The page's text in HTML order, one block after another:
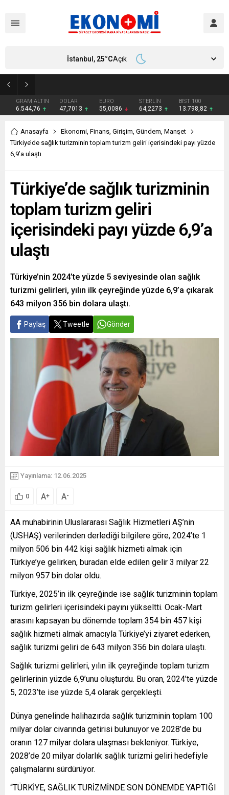
GRAM ALTIN
6.544,76
DOLAR
47,7013
EURO
55,0086
STERLİN
64,2273
BIST 100
13.798,82
İstanbul, 25°CAçık
Anasayfa Ekonomi, Finans, Girişim, Gündem, Manşet
Türkiye’de sağlık turizminin toplam turizm geliri içerisindeki payı yüzde
6,9’a ulaştı
Türkiye’de sağlık turizminin
toplam turizm geliri
içerisindeki payı yüzde 6,9’a
ulaştı
Türkiye’nin 2024’te yüzde 5 seviyesinde olan sağlık
turizmi gelirleri, yılın ilk çeyreğinde yüzde 6,9’a çıkarak
643 milyon 356 bin dolara ulaştı.
Paylaş Tweetle Gönder
Yayınlama: 12.06.2025
0 A+ A-
AA muhabirinin Uluslararası Sağlık Hizmetleri AŞ’nin
(USHAŞ) verilerinden derlediği bilgilere göre, 2024’te 1
milyon 506 bin 442 kişi sağlık hizmeti almak için
Türkiye’ye gelirken, buradan elde edilen gelir 3 milyar 22
milyon 957 bin dolar oldu.
Türkiye, 2025’in ilk çeyreğinde ise sağlık turizminin toplam
turizm gelirleri içerisindeki payını yükseltti. Ocak-Mart
arasını kapsayan bu dönemde toplam 354 bin 457 kişi
sağlık hizmeti almak amacıyla Türkiye’yi ziyaret ederken,
sağlık turizmi geliri de 643 milyon 356 bin dolara ulaştı.
Sağlık turizmi gelirleri, yılın ilk çeyreğinde toplam turizm
gelirlerinin yüzde 6,9’unu oluşturdu. Bu oran, 2024’te yüzde
5, 2023’te ise yüzde 5,4 olarak gerçekleşti.
Dünya genelinde halihazırda sağlık turizminin toplam 100
milyar dolar civarında getirisi bulunuyor ve 2028’de bu
oranın 127 milyar dolara ulaşması bekleniyor. Türkiye,
2028’de 20 milyar dolarlık sağlık turizmi geliri hedefiyle
çalışmalarını sürdürüyor.
“TÜRKİYE, SAĞLIK TURİZMİNDE SON DÖNEMDE YAPTIĞI